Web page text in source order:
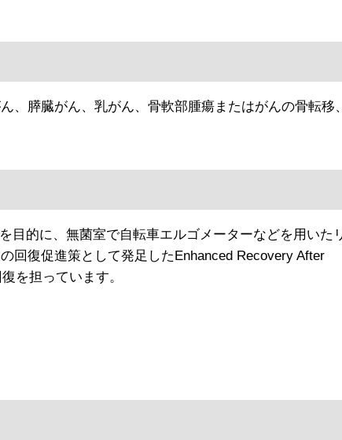
、膵臓がん、乳がん、骨軟部腫瘍またはがんの骨転移
目的に、無菌室で自転車エルゴメーターなどを用いた
回復促進策として発足したEnhanced Recovery After
を担っています。